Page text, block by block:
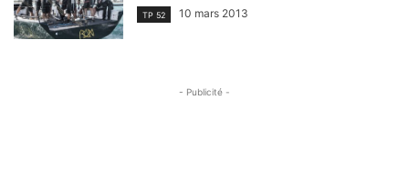
TP 52 10 mars 2013
- Publicité -